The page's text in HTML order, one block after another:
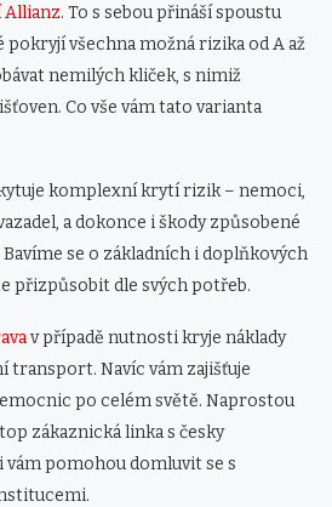
. To s sebou přináší spoustu
všechna možná rizika od A až
nemilých kliček, s nimiž
Co vše vám tato varianta
komplexní krytí rizik – nemoci,
a dokonce i škody způsobené
se o základních i doplňkových
přizpůsobit dle svých potřeb.
v případě nutnosti kryje náklady
transport. Navíc vám zajišťuje
po celém světě. Naprostou
zákaznická linka s česky
pomohou domluvit se s